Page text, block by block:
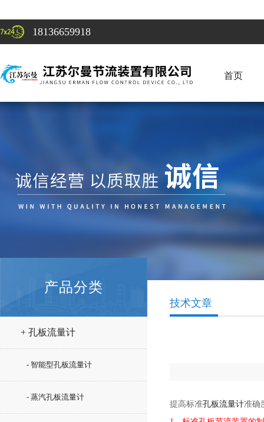
18136659918
首页
产品分类
+ 孔板流量计
- 智能型孔板流量计
- 蒸汽孔板流量计
技术文章
提高标准孔板流量计准确